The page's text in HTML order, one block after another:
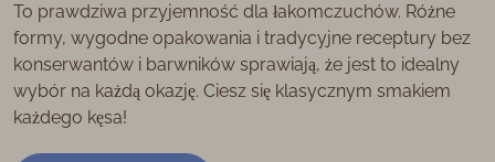
To prawdziwa przyjemność dla łakomczuchów. Różne
formy, wygodne opakowania i tradycyjne receptury bez
konserwantów i barwników sprawiają, że jest to idealny
wybór na każdą okazję. Ciesz się klasycznym smakiem
każdego kęsa!